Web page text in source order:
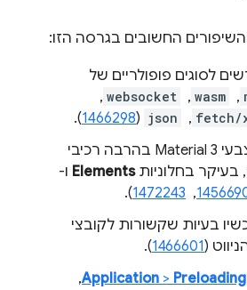
החשובים בגרסה הזו:
לסוגים פופולריים של
, ‏
wasm
, ‏
websocket
, ‏
fetch/
, ‏
json
(
1466298
).
עדכוני צבעים לצבעי Material 3 בהרבה רכיבי
בחלוניותElements ו-
, ‏
1472243
).
בעיות שקשורות לקובצי
1466601
).
Application > Preloading
,